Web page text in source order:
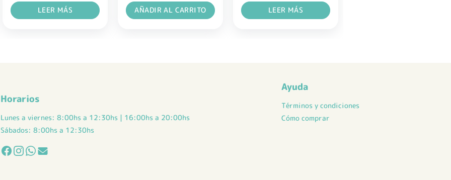
original
era:
$ 37.099,00.
actual
es:
$ 27.824,00.
LEER MÁS
original
era:
$ 25.621,00.
actual
es:
$ 17.935,00.
AÑADIR AL CARRITO
original
era:
$ 18.662,00.
actual
es:
$ 13.996,00.
LEER MÁS
Horarios
Lunes a viernes: 8:00hs a 12:30hs | 16:00hs a 20:00hs
Sábados: 8:00hs a 12:30hs
Ayuda
Términos y condiciones
Cómo comprar